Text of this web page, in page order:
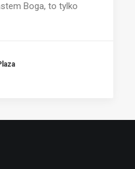
Boga, to tylko